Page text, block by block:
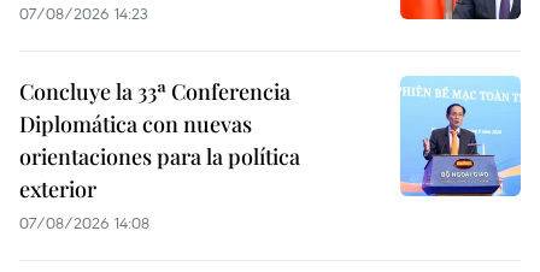
07/08/2026 14:23
Concluye la 33ª Conferencia
Diplomática con nuevas
orientaciones para la política
exterior
07/08/2026 14:08